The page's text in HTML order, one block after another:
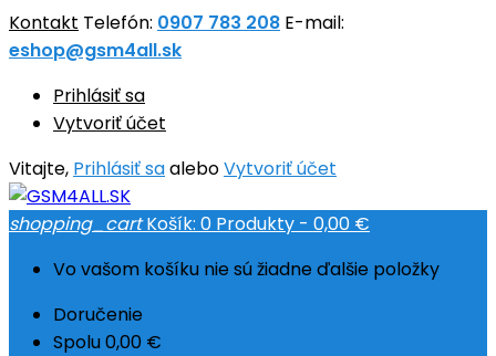
Kontakt Telefón: 0907 783 208 E-mail:
eshop@gsm4all.sk
Prihlásiť sa
Vytvoriť účet
Vitajte, Prihlásiť saaleboVytvoriť účet
shopping_cart Košík: 0 Produkty - 0,00 €
Vo vašom košíku nie sú žiadne ďalšie položky
Doručenie
Spolu0,00 €